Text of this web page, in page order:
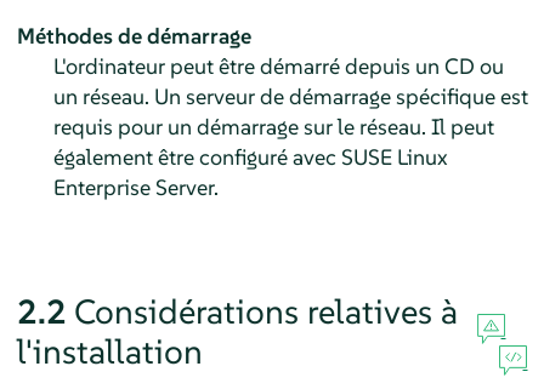
Méthodes de démarrage
L'ordinateur peut être démarré depuis un CD ou
un réseau. Un serveur de démarrage spécifique est
requis pour un démarrage sur le réseau. Il peut
également être configuré avec SUSE Linux
Enterprise Server.
2.2 Considérations relatives à
l'installation